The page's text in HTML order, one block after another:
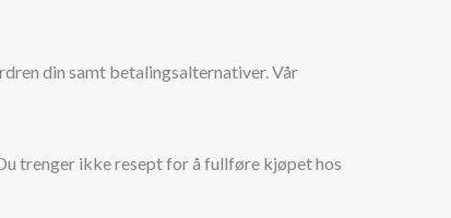
din samt betalingsalternativer. Vår
trenger ikke resept for å fullføre kjøpet hos